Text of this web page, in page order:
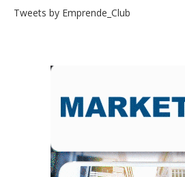
Tweets by Emprende_Club